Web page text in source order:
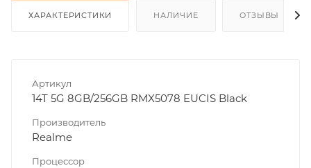
ХАРАКТЕРИСТИКИ НАЛИЧИЕ ОТЗЫВЫ
Артикул
14T 5G 8GB/256GB RMX5078 EUCIS Black
Производитель
Realme
Процессор